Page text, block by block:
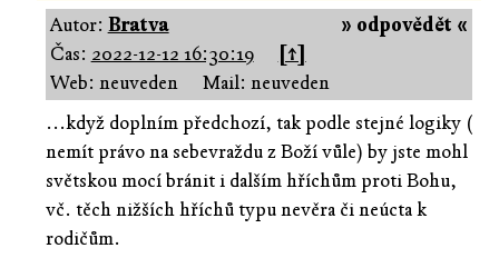
» odpovědět «
Autor: Bratva
Čas: 2022-12-12 16:30:19
[↑]
Web: neuveden
Mail: neuveden
...když doplním předchozí, tak podle stejné logiky (
nemít právo na sebevraždu z Boží vůle) by jste mohl
světskou mocí bránit i dalším hříchům proti Bohu,
vč. těch nižších hříchů typu nevěra či neúcta k
rodičům.